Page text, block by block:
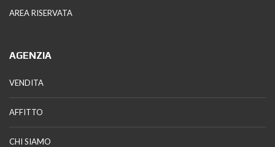
AREA RISERVATA
AGENZIA
VENDITA
AFFITTO
CHI SIAMO